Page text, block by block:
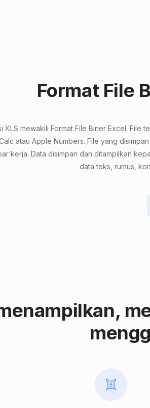
Format File
XLS mewakili Format File Biner Excel.
atau Apple Numbers. File yang
kerja. Data disimpan dan ditampilkan
data teks, rumus,